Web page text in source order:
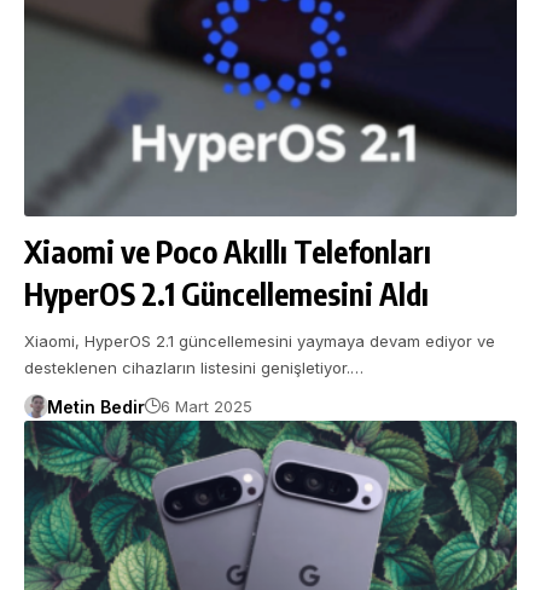
Xiaomi ve Poco Akıllı Telefonları
HyperOS 2.1 Güncellemesini Aldı
Xiaomi, HyperOS 2.1 güncellemesini yaymaya devam ediyor ve
desteklenen cihazların listesini genişletiyor.…
Metin Bedir 6 Mart 2025